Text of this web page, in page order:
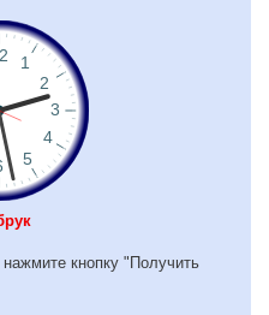
кнопку "Получить